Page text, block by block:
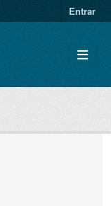
Entrar